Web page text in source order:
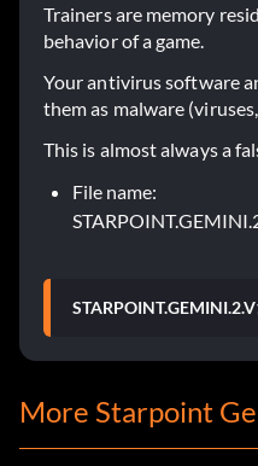
Trainers are memory
behavior of a game.
Your antivirus software
them as malware
This is almost always a
File name:
More Starpoint